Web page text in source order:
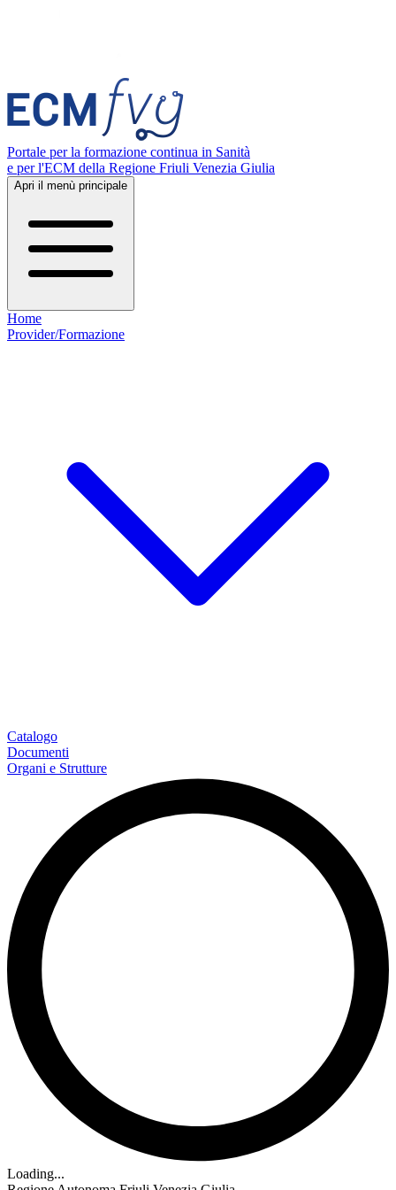
Portale per la formazione continua in Sanità
e per l'ECM della Regione Friuli Venezia Giulia
Apri il menù principale
Home
Provider/Formazione
Catalogo
Documenti
Organi e Strutture
Loading...